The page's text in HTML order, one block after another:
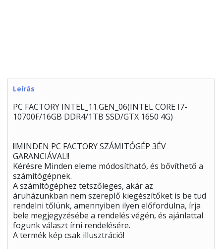
Leírás
PC FACTORY INTEL_11.GEN_06(INTEL CORE I7-
10700F/16GB DDR4/1TB SSD/GTX 1650 4G)
!!MINDEN PC FACTORY SZÁMITÓGÉP 3ÉV
GARANCIÁVAL!!
Kérésre Minden eleme módosítható, és bővíthető a
számítógépnek.
A számítógéphez tetszőleges, akár az
áruházunkban nem szereplő kiegészítőket is be tud
rendelni tőlünk, amennyiben ilyen előfordulna, írja
bele megjegyzésébe a rendelés végén, és ajánlattal
fogunk választ írni rendelésére.
A termék kép csak illusztráció!